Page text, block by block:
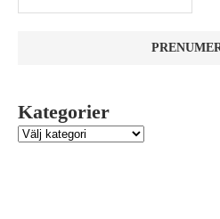
Kategorier